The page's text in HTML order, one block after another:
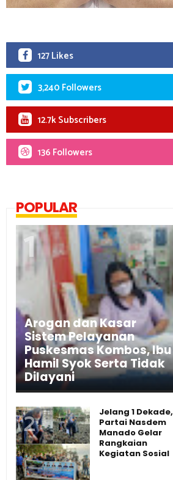
127 Likes
3,240 Followers
12.7k Subscribers
136 Followers
POPULAR
Arogan dan Kasar
Sistem Pelayanan
Puskesmas Kombos, Ibu
Hamil Syok Serta Tidak
Dilayani
Jelang 1 Dekade,
Partai Nasdem
Manado Gelar
Rangkaian
Kegiatan Sosial